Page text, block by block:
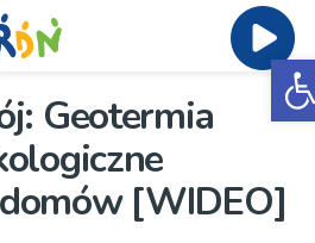
Geotermia
[WIDEO]